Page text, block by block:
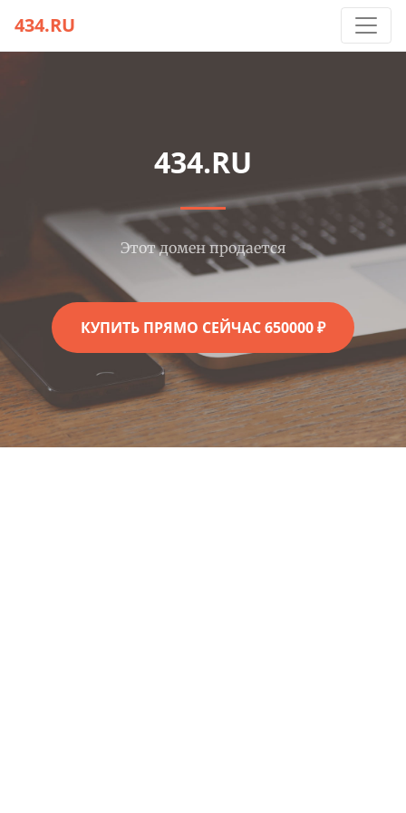
434.RU
434.RU
Этот домен продается
КУПИТЬ ПРЯМО СЕЙЧАС 650000 ₽